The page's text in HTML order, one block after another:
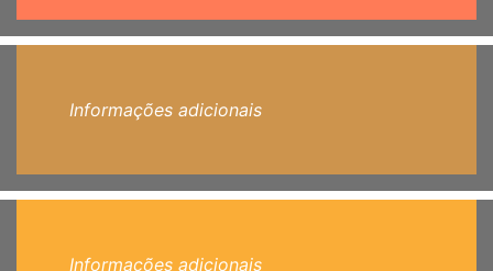
Informações adicionais
Informações adicionais